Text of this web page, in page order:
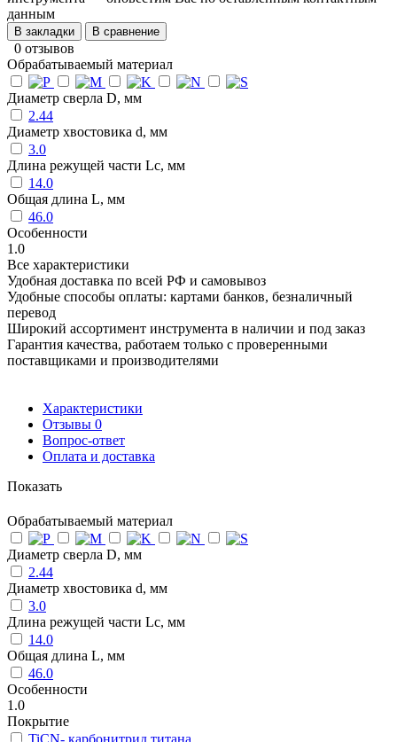
данным
В закладки В сравнение
0 отзывов
Обрабатываемый материал
Диаметр сверла D, мм
2.44
Диаметр хвостовика d, мм
3.0
Длина режущей части Lc, мм
14.0
Общая длина L, мм
46.0
Особенности
1.0
Все характеристики
Удобная доставка по всей РФ и самовывоз
Удобные способы оплаты: картами банков, безналичный
перевод
Широкий ассортимент инструмента в наличии и под заказ
Гарантия качества, работаем только с проверенными
поставщиками и производителями
Характеристики
Отзывы 0
Вопрос-ответ
Оплата и доставка
Показать
Обрабатываемый материал
Диаметр сверла D, мм
2.44
Диаметр хвостовика d, мм
3.0
Длина режущей части Lc, мм
14.0
Общая длина L, мм
46.0
Особенности
1.0
Покрытие